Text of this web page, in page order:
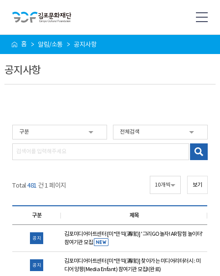
사
이
맵
홈 알림/소통 공지사항
공지사항
Total481 건 1 페이지
구분 제목
공지
김포미디어아트센터 [미*만끽(滿噄)] '그리GO놀자! AR 탐험 놀이터'
참여기관 모집
공지
김포미디어아트센터 [미*만끽(滿噄)] 찾아가는 미디어리터러시 : 미
디어 앙팡(Media Enfant) 참여기관 모집!(완료)